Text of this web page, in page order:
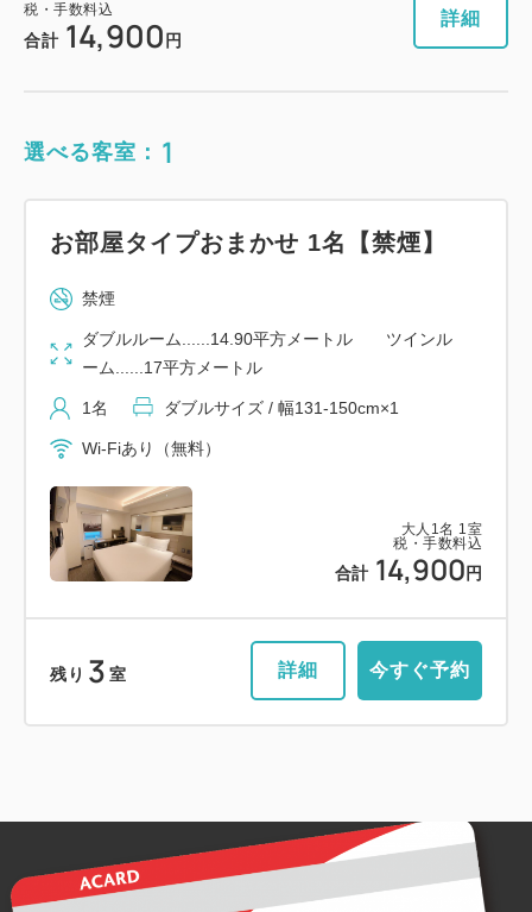
税・手数料込
合計 14,900 円
詳細
選べる客室： 1
大人 1名 1室
税・手数料込
合計 14,900 円
お部屋タイプおまかせ 1名【禁煙】
禁煙
ダブルルーム......14.90平方メートル ツインル
ーム......17平方メートル
1名 ダブルサイズ / 幅131-150cm×1
Wi-Fiあり（無料）
残り 3 室 詳細 今すぐ予約